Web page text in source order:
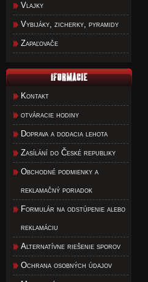
Vlajky
Vybijáky, zicherky, pyramidy
Zapaľovače
Kontakt
otváracie hodiny
Doprava a dodacia lehota
Zasílání do České republiky
Obchodné podmienky a
reklamačný poriadok
Formulár na odstúpenie alebo
reklamáciu
Alternatívne riešenie sporov
Ochrana osobných údajov